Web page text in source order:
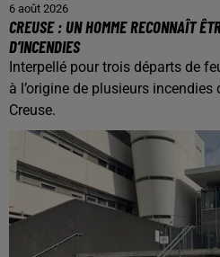
6 août 2026
CREUSE : UN HOMME RECONNAÎT
D’INCENDIES
Interpellé pour trois départs de
à l’origine de plusieurs
Creuse.